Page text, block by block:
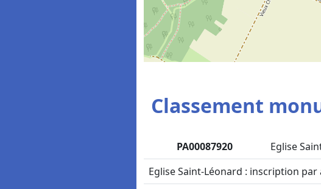
Classement
PA00087920
Eglise
Eglise Saint-Léonard : inscription